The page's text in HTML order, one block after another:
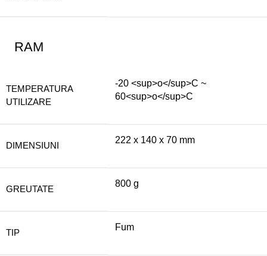
RAM
TEMPERATURA
UTILIZARE
-20 <sup>o</sup>C ~
60<sup>o</sup>C
DIMENSIUNI
222 x 140 x 70 mm
GREUTATE
800 g
TIP
Fum